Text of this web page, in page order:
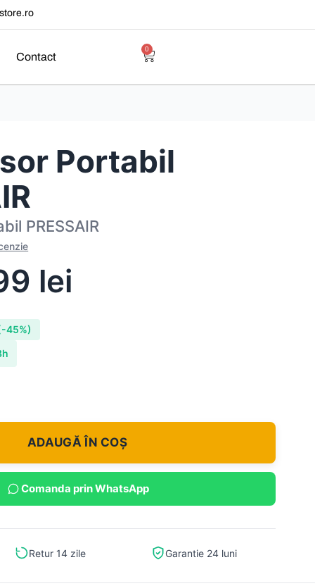
Contact
0
Portabil
PRESSAIR
lei
45%)
ADAUGĂ ÎN COȘ
Comanda prin WhatsApp
Retur 14 zile Garantie 24 luni